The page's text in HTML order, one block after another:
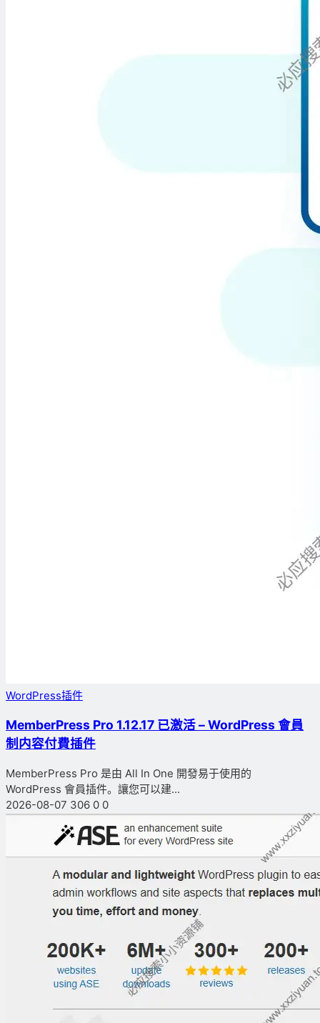
WordPress插件
MemberPress Pro 1.12.17 已激活 – WordPress 會員
制内容付費插件
MemberPress Pro 是由 All In One 開發易于使用的
WordPress 會員插件。讓您可以建...
2026-08-07 306 0 0